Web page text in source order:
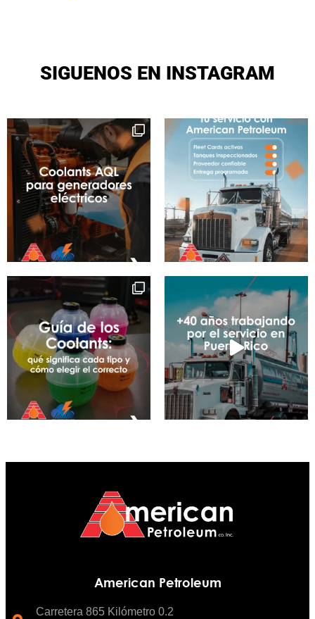
SIGUENOS EN INSTAGRAM
American Petroleum
Carretera 865 Kilómetro 0.2